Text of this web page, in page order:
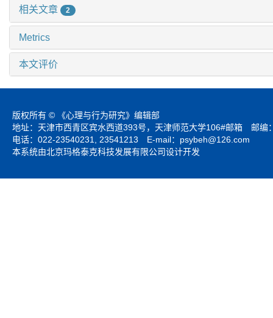
相关文章 2
Metrics
本文评价
版权所有 © 《心理与行为研究》编辑部
地址：天津市西青区宾水西道393号，天津师范大学106#邮箱 邮编
电话：022-23540231, 23541213 E-mail： psybeh@126.com
本系统由北京玛格泰克科技发展有限公司设计开发